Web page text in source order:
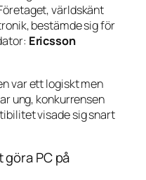
världskänt
bestämde sig för
Ericsson
var ett logiskt men
ung, konkurrensen
visade sig snart
PC på